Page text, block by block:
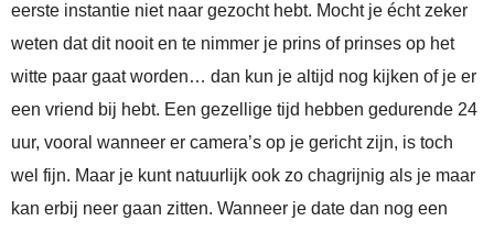
eerste instantie niet naar gezocht hebt. Mocht je écht zeker
weten dat dit nooit en te nimmer je prins of prinses op het
witte paar gaat worden… dan kun je altijd nog kijken of je er
een vriend bij hebt. Een gezellige tijd hebben gedurende 24
uur, vooral wanneer er camera’s op je gericht zijn, is toch
wel fijn. Maar je kunt natuurlijk ook zo chagrijnig als je maar
kan erbij neer gaan zitten. Wanneer je date dan nog een